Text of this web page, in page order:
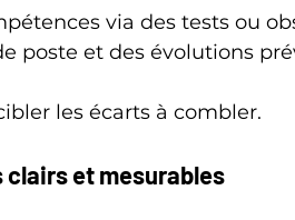
via des tests ou
poste et des évolutions
les écarts à combler.
et mesurables